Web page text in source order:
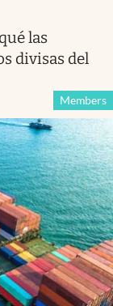
las
divisas del
Members